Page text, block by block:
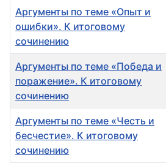
Аргументы по теме «Опыт и
ошибки». К итоговому
сочинению
Аргументы по теме «Победа и
поражение». К итоговому
сочинению
Аргументы по теме «Честь и
бесчестие». К итоговому
сочинению